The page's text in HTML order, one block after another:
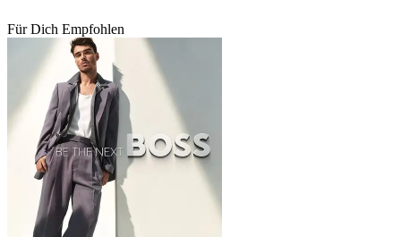
Für Dich Empfohlen